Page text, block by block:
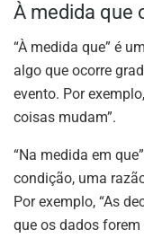
À medida que
“À medida que” é
algo que ocorre
evento. Por
coisas mudam”.
“Na medida em
condição, uma
Por exemplo, “As
que os dados forem